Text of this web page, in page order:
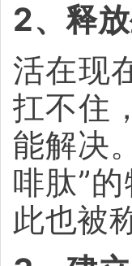
2、释
活在现
扛不住
能解决
啡肽”
此也被